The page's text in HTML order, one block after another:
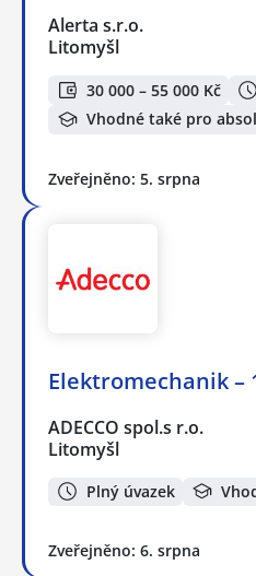
Alerta s.r.o.
Litomyšl
30 000 – 55 000 Kč
Vhodné také pro
Zveřejněno: 5. srpna
Elektromechanik –
ADECCO spol.s r.o.
Litomyšl
Plný úvazek
Zveřejněno: 6. srpna